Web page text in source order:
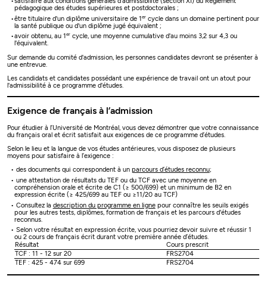
pédagogique des études supérieures et postdoctorales ;
être titulaire d'un diplôme universitaire de 1ercycle dans un domaine pertinent pour
la santé publique ou d'un diplôme jugé équivalent ;
avoir obtenu, au 1 ercycle, une moyenne cumulative d'au moins 3,2 sur 4,3 ou
l'équivalent.
Sur demande du comité d'admission, les personnes candidates devront se présenter à
une entrevue.
Les candidats et candidates possédant une expérience de travail ont un atout pour
l'admissibilité à ce programme d'études.
Exigence de français à l’admission
Pour étudier à l’Université de Montréal, vous devez démontrer que votre connaissance
du français oral et écrit satisfait aux exigences de ce programme d’études.
Selon le lieu et la langue de vos études antérieures, vous disposez de plusieurs
moyens pour satisfaire à l’exigence :
des documents qui correspondent à un parcours d’études reconnu;
une attestation de résultats du TEF ou du TCF avec une moyenne en
compréhension orale et écrite de C1 (≥ 500/699) et un minimum de B2 en
expression écrite (≥ 425/699 au TEF ou ≥11/20 au TCF)
Consultez la description du programme en lignepour connaître les seuils exigés
pour les autres tests, diplômes, formation de français et les parcours d'études
reconnus.
Selon votre résultat en expression écrite, vous pourriez devoir suivre et réussir 1
ou 2 cours de français écrit durant votre première année d’études.
Résultat
Cours prescrit
TCF : 11 - 12 sur 20
FRS2704
TEF : 425 - 474 sur 699
FRS2704